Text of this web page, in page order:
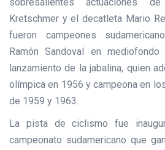
Kretschmer y el decatleta Mario
fueron campeones
Ramón Sandoval en
lanzamiento de la jabalina, quien
olímpica en 1956 y campeona en
de 1959 y 1963.
La pista de ciclismo fue
campeonato sudamericano que